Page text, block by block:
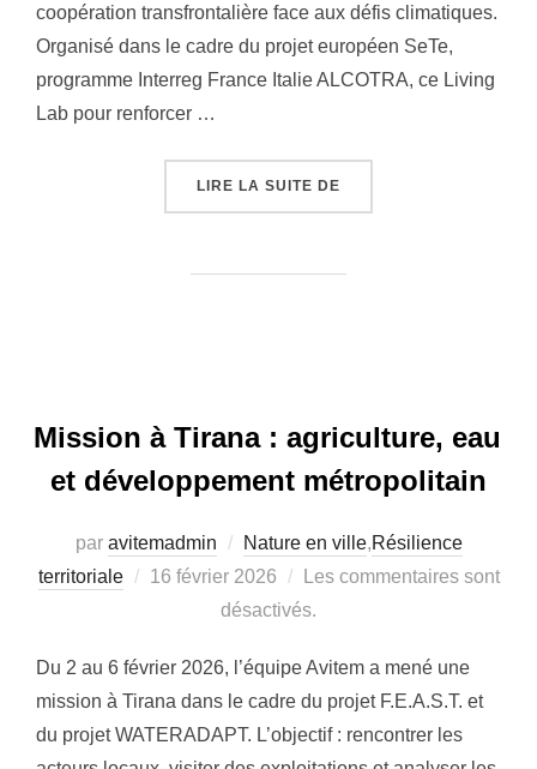
coopération transfrontalière face aux défis climatiques.
Organisé dans le cadre du projet européen SeTe,
programme Interreg France Italie ALCOTRA, ce Living
Lab pour renforcer …
LIRE LA SUITE DE
Mission à Tirana : agriculture, eau
et développement métropolitain
par avitemadmin Nature en ville,Résilience
territoriale
Publié
16 février 2026
Les commentaires sont
désactivés.
Du 2 au 6 février 2026, l’équipe Avitem a mené une
mission à Tirana dans le cadre du projet F.E.A.S.T. et
du projet WATERADAPT. L’objectif : rencontrer les